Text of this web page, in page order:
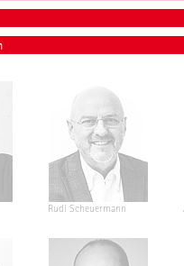
Rudi Scheuermann